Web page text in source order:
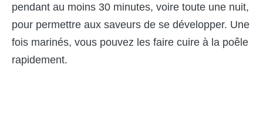
pendant au moins 30 minutes, voire toute une nuit,
pour permettre aux saveurs de se développer. Une
fois marinés, vous pouvez les faire cuire à la poêle
rapidement.